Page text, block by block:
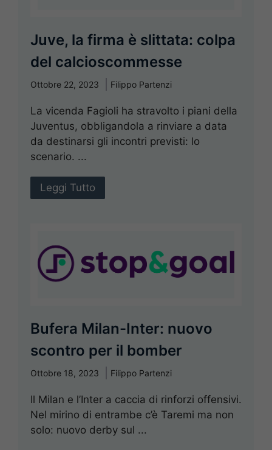
Juve, la firma è slittata: colpa
del calcioscommesse
Ottobre 22, 2023 Filippo Partenzi
La vicenda Fagioli ha stravolto i piani della
Juventus, obbligandola a rinviare a data
da destinarsi gli incontri previsti: lo
scenario. ...
Leggi Tutto
Bufera Milan-Inter: nuovo
scontro per il bomber
Ottobre 18, 2023 Filippo Partenzi
Il Milan e l’Inter a caccia di rinforzi offensivi.
Nel mirino di entrambe c’è Taremi ma non
solo: nuovo derby sul ...